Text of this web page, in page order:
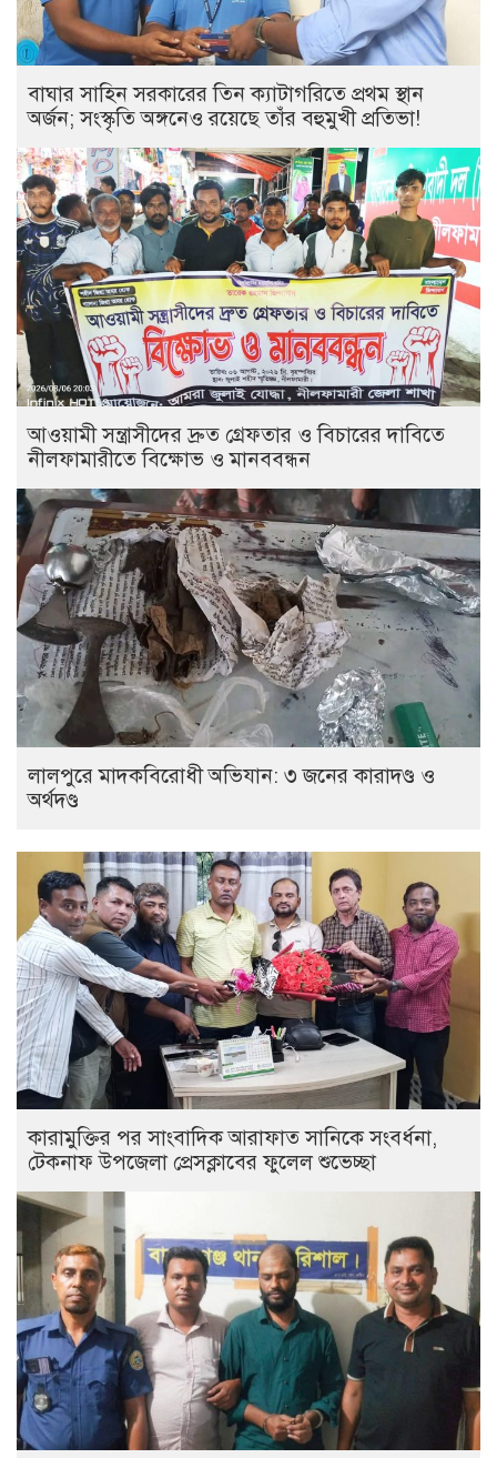
বাঘার সাহিন সরকারের তিন ক্যাটাগরিতে প্রথম স্থান
অর্জন; সংস্কৃতি অঙ্গনেও রয়েছে তাঁর বহুমুখী প্রতিভা!
আওয়ামী সন্ত্রাসীদের দ্রুত গ্রেফতার ও বিচারের দাবিতে
নীলফামারীতে বিক্ষোভ ও মানববন্ধন
লালপুরে মাদকবিরোধী অভিযান: ৩ জনের কারাদণ্ড ও
অর্থদণ্ড
কারামুক্তির পর সাংবাদিক আরাফাত সানিকে সংবর্ধনা,
টেকনাফ উপজেলা প্রেসক্লাবের ফুলেল শুভেচ্ছা